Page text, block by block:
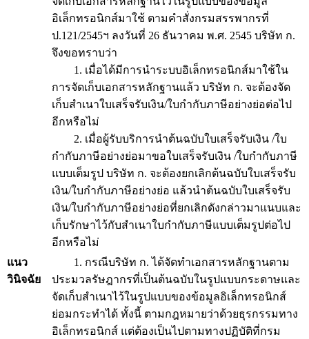
อิเล็กทรอนิกส์มาใช้ ตามคำสั่งกรมสรรพากรที่
ป.121/2545ฯ ลงวันที่ 26 ธันวาคม พ.ศ. 2545 บริษัท ก.
จึงขอทราบว่า
1. เมื่อได้มีการนำระบบอิเล็กทรอนิกส์มาใช้ใน
การจัดเก็บเอกสารหลักฐานแล้ว บริษัท ก. จะต้องจัด
เก็บสำเนาใบเสร็จรับเงิน/ใบกำกับภาษีอย่างย่อต่อไป
อีกหรือไม่
2. เมื่อผู้รับบริการนำต้นฉบับใบเสร็จรับเงิน /ใบ
กำกับภาษีอย่างย่อมาขอใบเสร็จรับเงิน /ใบกำกับภาษี
แบบเต็มรูป บริษัท ก. จะต้องยกเลิกต้นฉบับใบเสร็จรับ
เงิน/ใบกำกับภาษีอย่างย่อ แล้วนำต้นฉบับใบเสร็จรับ
เงิน/ใบกำกับภาษีอย่างย่อที่ยกเลิกดังกล่าวมาแนบและ
เก็บรักษาไว้กับสำเนาใบกำกับภาษีแบบเต็มรูปต่อไป
อีกหรือไม่
แนว
วินิจฉัย
1. กรณีบริษัท ก. ได้จัดทำเอกสารหลักฐานตาม
ประมวลรัษฎากรที่เป็นต้นฉบับในรูปแบบกระดาษและ
จัดเก็บสำเนาไว้ในรูปแบบของข้อมูลอิเล็กทรอนิกส์
ย่อมกระทำได้ ทั้งนี้ ตามกฎหมายว่าด้วยธุรกรรมทาง
อิเล็กทรอนิกส์ แต่ต้องเป็นไปตามทางปฏิบัติที่กรม